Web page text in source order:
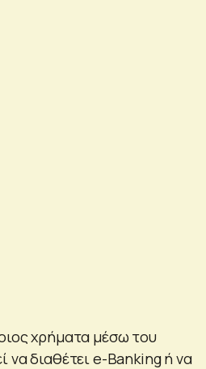
χρήματα μέσω του
να διαθέτει e-Banking ή να